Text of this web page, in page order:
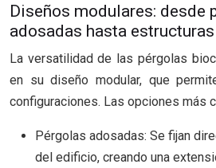
Diseños modulares: desde
adosadas hasta
La versatilidad de las pérgolas
en su diseño modular, que
configuraciones. Las opciones más
Pérgolas adosadas: Se fijan
del edificio, creando una